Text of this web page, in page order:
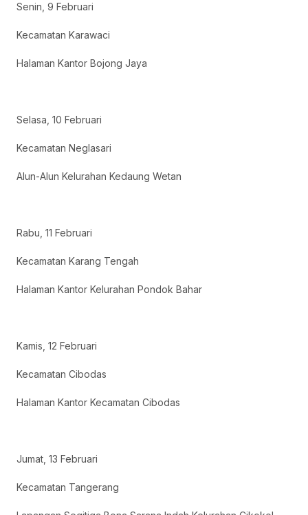
Senin, 9 Februari
Kecamatan Karawaci
Halaman Kantor Bojong Jaya
Selasa, 10 Februari
Kecamatan Neglasari
Alun-Alun Kelurahan Kedaung Wetan
Rabu, 11 Februari
Kecamatan Karang Tengah
Halaman Kantor Kelurahan Pondok Bahar
Kamis, 12 Februari
Kecamatan Cibodas
Halaman Kantor Kecamatan Cibodas
Jumat, 13 Februari
Kecamatan Tangerang